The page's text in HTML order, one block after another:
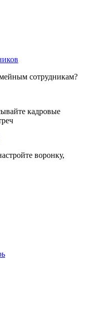
сотрудникам?
кадровые
воронку,